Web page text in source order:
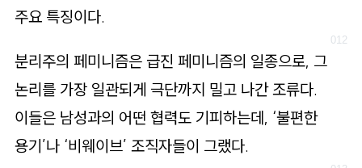
주요 특징이다.
분리주의 페미니즘은 급진 페미니즘의 일종으로, 그
논리를 가장 일관되게 극단까지 밀고 나간 조류다.
이들은 남성과의 어떤 협력도 기피하는데, ‘불편한
용기’나 ‘비웨이브’ 조직자들이 그랬다.